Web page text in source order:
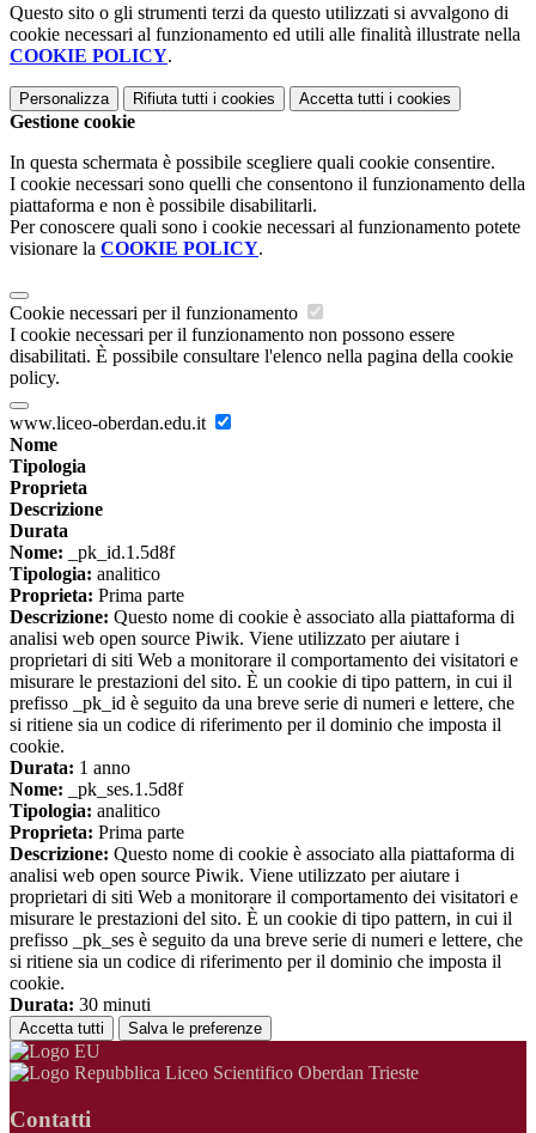
Questo sito o gli strumenti terzi da questo utilizzati si avvalgono di
cookie necessari al funzionamento ed utili alle finalità illustrate nella
COOKIE POLICY.
Personalizza Rifiuta tutti i cookies Accetta tutti i cookies
Gestione cookie
In questa schermata è possibile scegliere quali cookie consentire.
I cookie necessari sono quelli che consentono il funzionamento della
piattaforma e non è possibile disabilitarli.
Per conoscere quali sono i cookie necessari al funzionamento potete
visionare la COOKIE POLICY.
Cookie necessari per il funzionamento
I cookie necessari per il funzionamento non possono essere
disabilitati. È possibile consultare l'elenco nella pagina della cookie
policy.
www.liceo-oberdan.edu.it
Nome
Tipologia
Proprieta
Descrizione
Durata
Nome: _pk_id.1.5d8f
Tipologia: analitico
Proprieta: Prima parte
Descrizione: Questo nome di cookie è associato alla piattaforma di
analisi web open source Piwik. Viene utilizzato per aiutare i
proprietari di siti Web a monitorare il comportamento dei visitatori e
misurare le prestazioni del sito. È un cookie di tipo pattern, in cui il
prefisso _pk_id è seguito da una breve serie di numeri e lettere, che
si ritiene sia un codice di riferimento per il dominio che imposta il
cookie.
Durata: 1 anno
Nome: _pk_ses.1.5d8f
Tipologia: analitico
Proprieta: Prima parte
Descrizione: Questo nome di cookie è associato alla piattaforma di
analisi web open source Piwik. Viene utilizzato per aiutare i
proprietari di siti Web a monitorare il comportamento dei visitatori e
misurare le prestazioni del sito. È un cookie di tipo pattern, in cui il
prefisso _pk_ses è seguito da una breve serie di numeri e lettere, che
si ritiene sia un codice di riferimento per il dominio che imposta il
cookie.
Durata: 30 minuti
Accetta tutti Salva le preferenze
Liceo Scientifico Oberdan Trieste
Contatti